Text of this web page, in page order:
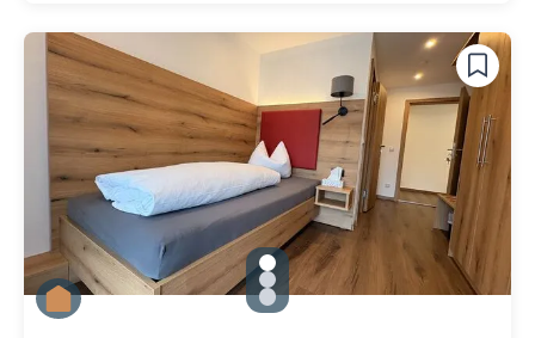
gallery.slide_selector
Zu Slide 1 wechseln
Zu Slide 2 wechseln
Zu Slide 3 wechseln